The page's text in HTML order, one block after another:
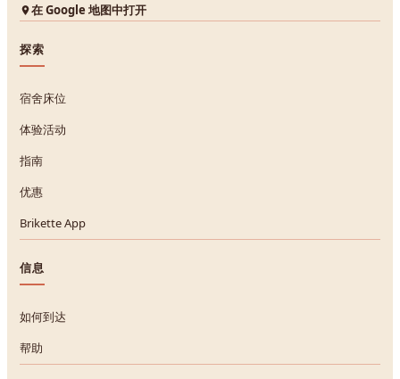
在 Google 地图中打开
探索
宿舍床位
体验活动
指南
优惠
Brikette App
信息
如何到达
帮助